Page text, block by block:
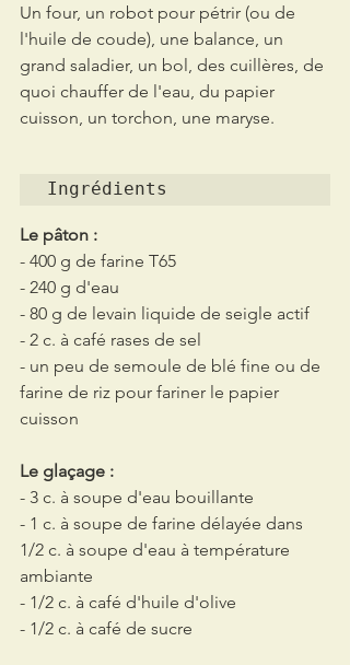
Un four, un robot pour pétrir (ou de
l'huile de coude), une balance, un
grand saladier, un bol, des cuillères, de
quoi chauffer de l'eau, du papier
cuisson, un torchon, une maryse.
Ingrédients
Le pâton :
- 400 g de farine T65
- 240 g d'eau
- 80 g de levain liquide de seigle actif
- 2 c. à café rases de sel
- un peu de semoule de blé fine ou de
farine de riz pour fariner le papier
cuisson
Le glaçage :
- 3 c. à soupe d'eau bouillante
- 1 c. à soupe de farine délayée dans
1/2 c. à soupe d'eau à température
ambiante
- 1/2 c. à café d'huile d'olive
- 1/2 c. à café de sucre